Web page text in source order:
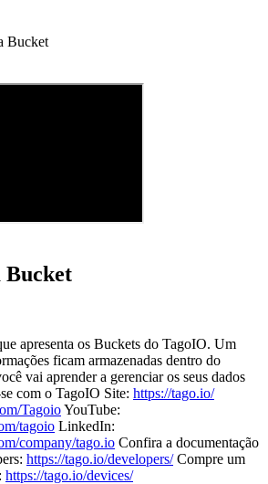
Bucket
Bucket
apresenta os Buckets do TagoIO. Um
ficam armazenadas dentro do
vai aprender a gerenciar os seus dados
com o TagoIO Site: https://tago.io/
TagoioYouTube:
tagoio LinkedIn:
company/tago.io Confira a documentação
https://tago.io/developers/Compre um
https://tago.io/devices/